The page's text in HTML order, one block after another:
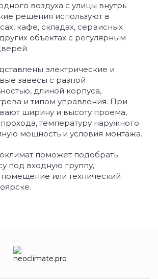
воздуха с улицы внутрь
решения используют в
кафе, складах, сервисных
объектах с регулярным
электрические и
завесы с разной
длиной корпуса,
и типом управления. При
ширину и высоту проема,
температуру наружного
мощность и условия монтажа.
поможет подобрать
под входную группу,
или технический